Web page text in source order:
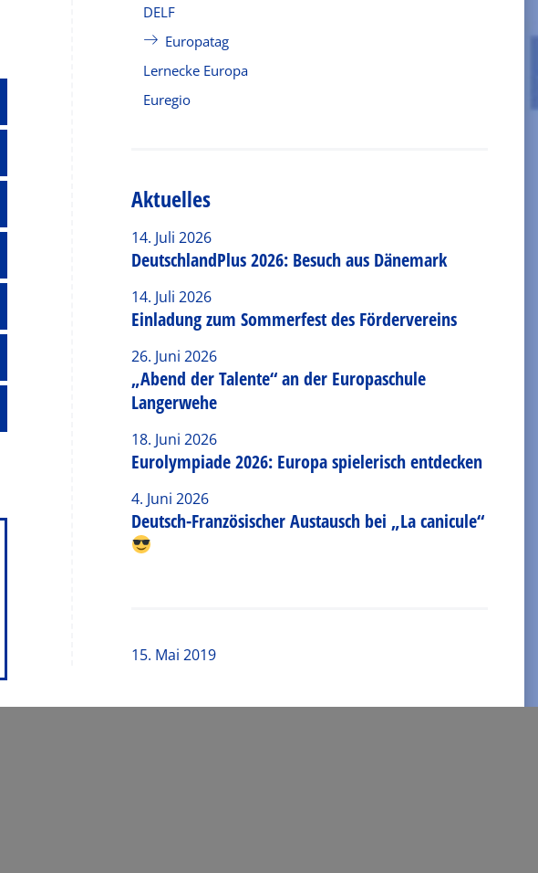
DELF
Europatag
Lernecke Europa
Euregio
Aktuelles
14. Juli 2026
DeutschlandPlus 2026: Besuch aus Dänemark
14. Juli 2026
Einladung zum Sommerfest des Fördervereins
26. Juni 2026
„Abend der Talente“ an der Europaschule
Langerwehe
18. Juni 2026
Eurolympiade 2026: Europa spielerisch entdecken
4. Juni 2026
Deutsch-Französischer Austausch bei „La canicule“
15. Mai 2019